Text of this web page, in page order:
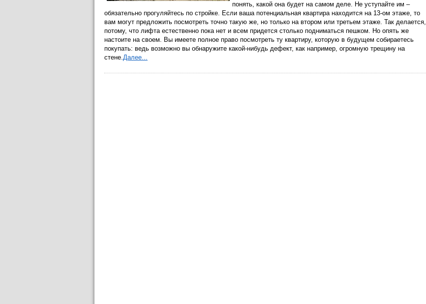
понять, какой она будет на самом деле. Не уступайте им –
обязательно прогуляйтесь по стройке. Если ваша потенциальная квартира находится на 13-ом этаже, то
вам могут предложить посмотреть точно такую же, но только на втором или третьем этаже. Так делается,
потому, что лифта естественно пока нет и всем придется столько подниматься пешком. Но опять же
настоите на своем. Вы имеете полное право посмотреть ту квартиру, которую в будущем собираетесь
покупать: ведь возможно вы обнаружите какой-нибудь дефект, как например, огромную трещину на
стене.Далее...